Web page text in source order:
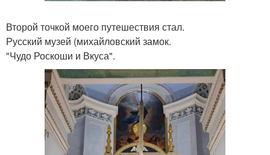
Второй точкой моего путешествия стал.
Русский музей (михайловский замок.
"Чудо Роскоши и Вкуса".